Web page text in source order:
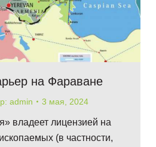
на Фараване
admin 3 мая, 2024
владеет лицензией на
(в частности,